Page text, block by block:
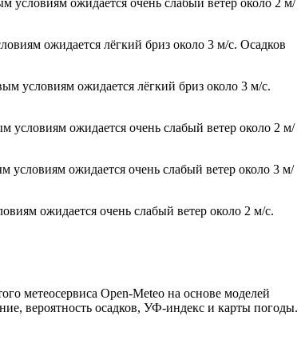
условиям ожидается очень слабый ветер около 2 м/
ожидается лёгкий бриз около 3 м/с. Осадков
условиям ожидается лёгкий бриз около 3 м/с.
условиям ожидается очень слабый ветер около 2 м/
условиям ожидается очень слабый ветер около 3 м/
ожидается очень слабый ветер около 2 м/с.
метеосервиса Open-Meteo на основе моделей
вероятность осадков, УФ-индекс и карты погоды.